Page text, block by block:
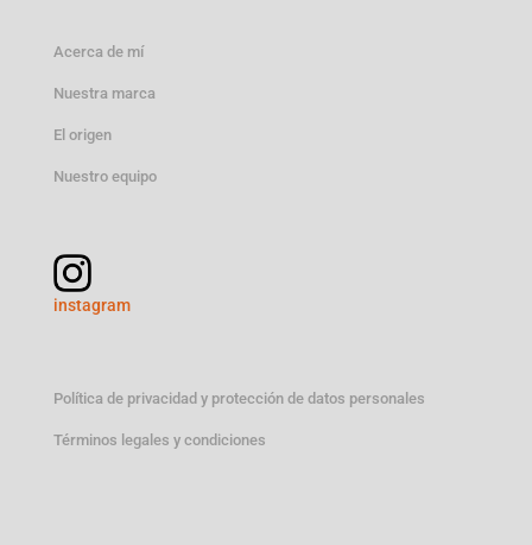
Acerca de mí
Nuestra marca
El origen
Nuestro equipo
instagram
Política de privacidad y protección de datos personales
Términos legales y condiciones